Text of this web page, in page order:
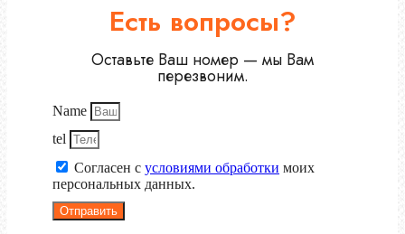
Есть вопросы?
Оставьте Ваш номер — мы Вам
перезвоним.
Name
tel
Согласен с условиями обработки моих
персональных данных.
Отправить